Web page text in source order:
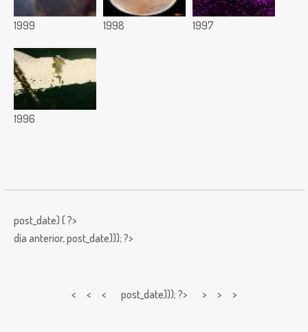
1999 1998 1997
1996
post_date) { ?>
día anterior,post_date))); ?>
< < < post_date))); ?> > > >